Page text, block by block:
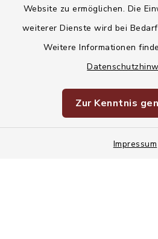
Website zu ermöglichen. Die
weiterer Dienste wird bei
Weitere Informationen
Zur Kenntnis
Impressum
Sitemap